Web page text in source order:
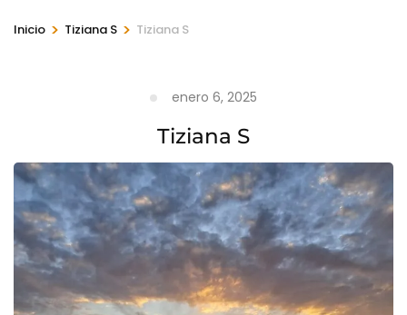
Inicio > Tiziana S > Tiziana S
enero 6, 2025
Tiziana S